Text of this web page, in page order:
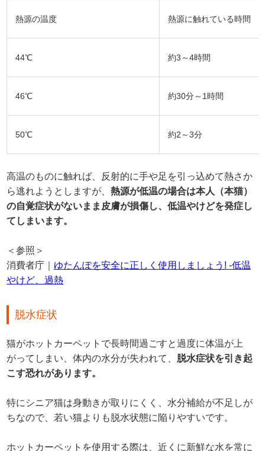
熱源の温度 熱源に触れている時間
44℃ 約3～4時間
46℃ 約30分～1時間
50℃ 約2～3分
高温のものに触れば、反射的に手や足を引っ込めて熱さか
ら逃れようとしますが、熱源が低温の場合は本人（本猫）
の自覚症状がないまま皮膚が損傷し、低温やけどを発症し
てしまいます。
＜参照＞
消費者庁｜ ゆたんぽを安全に正しく使用しましょう! -低温
やけど、過熱
脱水症状
猫がホットカーペットで長時間過ごすと過度に体温が上
がってしまい、体内の水分が失われて、 脱水症状を引き起
こす恐れがあります。
特にシニア猫は身動きが取りにくく、水分補給が不足しが
ちなので、若い猫よりも脱水状態に陥りやすいです。
ホットカーペットを使用する際は、近くに新鮮な水を常に